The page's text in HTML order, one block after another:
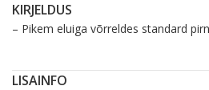
KIRJELDUS
– Pikem eluiga võrreldes standard
LISAINFO